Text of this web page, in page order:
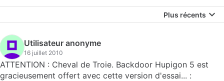
Plus récents
Utilisateur anonyme
16 juillet 2010
ATTENTION : Cheval de Troie. Backdoor Hupigon 5 est
gracieusement offert avec cette version d'essai... :